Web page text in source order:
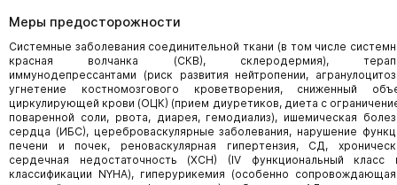
Меры предосторожности
Системные заболевания соединительной ткани (в том числе
красная волчанка (СКВ), склеродермия),
иммунодепрессантами (риск развития нейтропении,
угнетение костномозгового кроветворения, сниженный
циркулирующей крови (ОЦК) (прием диуретиков, диета с
поваренной соли, рвота, диарея, гемодиализ), ишемическая
сердца (ИБС), цереброваскулярные заболевания, нарушение
печени и почек, реноваскулярная гипертензия, СД,
сердечная недостаточность (ХСН) (IV функциональный класс
классификации NYHA), гиперурикемия (особенно